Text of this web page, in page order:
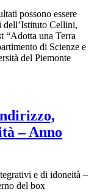
possono essere
dell’Istituto Cellini,
“Adotta una Terra
di Scienze e
del Piemonte
– Anno
e di idoneità –
del box